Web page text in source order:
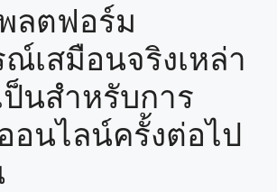
ลตฟอร์ม
ณ์เสมือนจริงเหล่า
ป็นสำหรับการ
อนไลน์ครั้งต่อไป